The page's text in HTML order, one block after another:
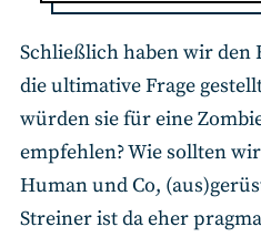
Schließlich haben wir
die ultimative Frage
würden sie für eine
empfehlen? Wie sollten
Human und Co,
Streiner ist da eher